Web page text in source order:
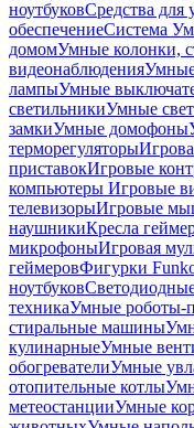
ноутбуковСредства для
обеспечениеСистема
домомУмные колонки,
видеонаблюденияУмные
лампыУмные
светильникиУмные
замкиУмные домофоны
терморегуляторы
приставокИгровые
компьютеры Игровые
телевизорыИгровые
наушникиКресла
микрофоныИгровая
геймеровФигурки
ноутбуков
техникаУмные роботы-
стиральные машины
кулинарныеУмные
обогревателиУмные
отопительные котлы
метеостанцииУмные